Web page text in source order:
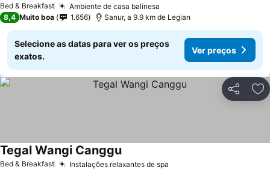
Bed & Breakfast Ambiente de casa balinesa
8,4 Muito boa 1.656 Sanur, a 9.9 km de Legian
Selecione as datas para ver os preços
exatos.
Ver preços
Partilhar
Bed & Breakfast Instalações relaxantes de spa
Tegal Wangi CangguVer preços